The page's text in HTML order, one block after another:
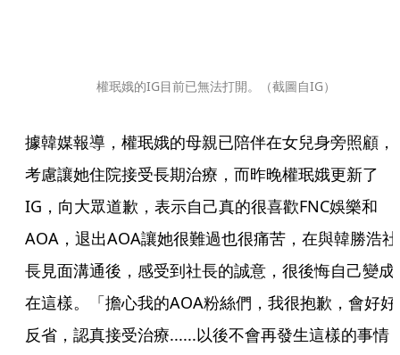
權珉娥的IG目前已無法打開。（截圖自IG）
據韓媒報導，權珉娥的母親已陪伴在女兒身旁照顧，
考慮讓她住院接受長期治療，而昨晚權珉娥更新了
IG，向大眾道歉，表示自己真的很喜歡FNC娛樂和
AOA，退出AOA讓她很難過也很痛苦，在與韓勝浩社
長見面溝通後，感受到社長的誠意，很後悔自己變成
在這樣。「擔心我的AOA粉絲們，我很抱歉，會好好
反省，認真接受治療......以後不會再發生這樣的事情